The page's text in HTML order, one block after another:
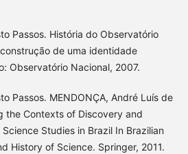
Passos. História do Observatório
de uma identidade
Observatório Nacional, 2007.
Passos. MENDONÇA, André Luís de
the Contexts of Discovery and
Studies in Brazil In Brazilian
History of Science. Springer, 2011.